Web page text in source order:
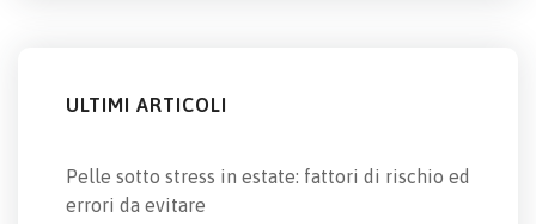
ULTIMI ARTICOLI
Pelle sotto stress in estate: fattori di rischio ed
errori da evitare